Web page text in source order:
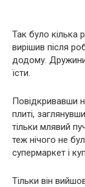
Так було кілька
вирішив після
додому.
їсти.
Повідкривавши
плиті,
тільки млявий
теж нічого не
супермаркет і
Тільки він